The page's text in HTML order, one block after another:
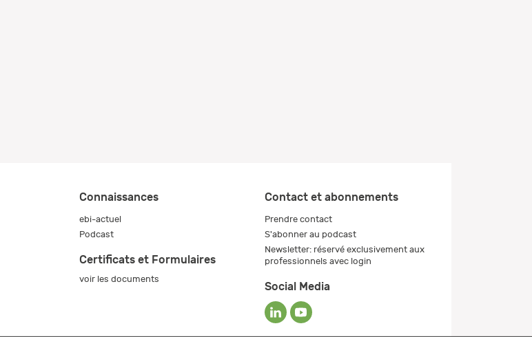
Connaissances
ebi-actuel
Podcast
Certificats et Formulaires
voir les documents
Contact et abonnements
Prendre contact
S'abonner au podcast
Newsletter: réservé exclusivement aux
professionnels avec login
Social Media